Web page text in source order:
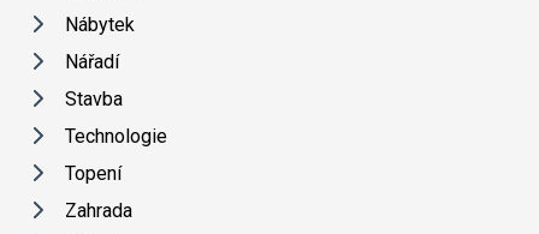
Nábytek
Nářadí
Stavba
Technologie
Topení
Zahrada